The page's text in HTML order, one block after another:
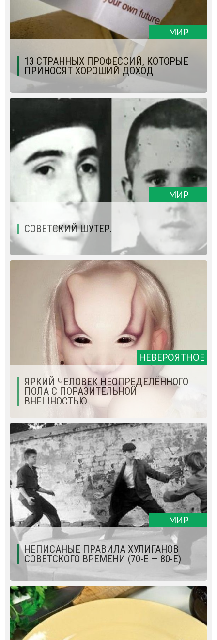
МИР
13 СТРАННЫХ ПРОФЕССИЙ, КОТОРЫЕ
ПРИНОСЯТ ХОРОШИЙ ДОХОД
МИР
СОВЕТСКИЙ ШУТЕР.
НЕВЕРОЯТНОЕ
ЯРКИЙ ЧЕЛОВЕК НЕОПРЕДЕЛЁННОГО
ПОЛА С ПОРАЗИТЕЛЬНОЙ
ВНЕШНОСТЬЮ.
МИР
НЕПИСАНЫЕ ПРАВИЛА ХУЛИГАНОВ
СОВЕТСКОГО ВРЕМЕНИ (70-Е — 80-Е)